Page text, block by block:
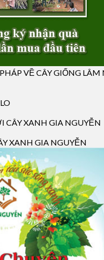
VỀ CÂY GIỐNG LÂM
CÂY XANH GIA NGUYỄN
XANH GIA NGUYỄN